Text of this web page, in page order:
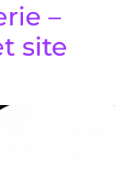
–
site